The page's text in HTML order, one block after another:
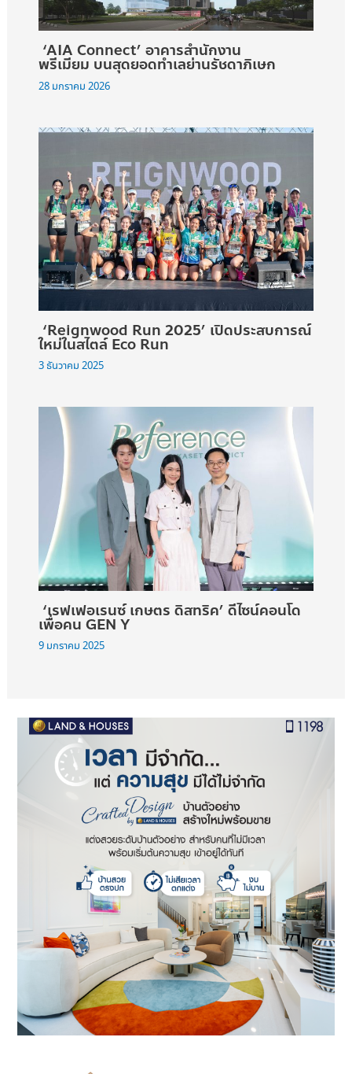
‘AIA Connect’ อาคารสำนักงาน
พรีเมียม บนสุดยอดทำเลย่านรัชดาภิเษก
28 มกราคม 2026
‘Reignwood Run 2025’ เปิดประสบการณ์
ใหม่ในสไตล์ Eco Run
3 ธันวาคม 2025
‘เรฟเฟอเรนซ์ เกษตร ดิสทริค’ ดีไซน์คอนโด
เพื่อคน GEN Y
9 มกราคม 2025